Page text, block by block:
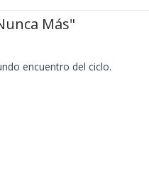
Más"
encuentro del ciclo.